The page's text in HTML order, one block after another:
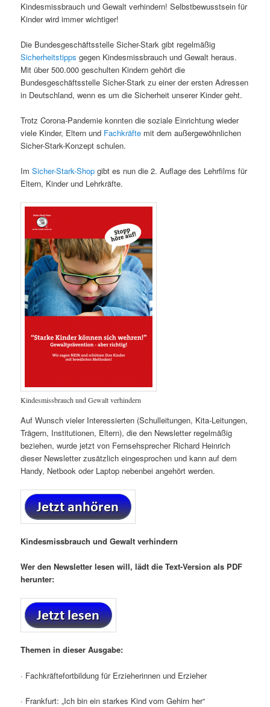
Kindesmissbrauch und Gewalt verhindern! Selbstbewusstsein für
Kinder wird immer wichtiger!
Die Bundesgeschäftsstelle Sicher-Stark gibt regelmäßig
Sicherheitstipps gegen Kindesmissbrauch und Gewalt heraus.
Mit über 500.000 geschulten Kindern gehört die
Bundesgeschäftsstelle Sicher-Stark zu einer der ersten Adressen
in Deutschland, wenn es um die Sicherheit unserer Kinder geht.
Trotz Corona-Pandemie konnten die soziale Einrichtung wieder
viele Kinder, Eltern und Fachkräfte mit dem außergewöhnlichen
Sicher-Stark-Konzept schulen.
ImSicher-Stark-Shop gibt es nun die 2. Auflage des Lehrfilms für
Eltern, Kinder und Lehrkräfte.
Kindesmissbrauch und Gewalt verhindern
Auf Wunsch vieler Interessierten (Schulleitungen, Kita-Leitungen,
Trägern, Institutionen, Eltern), die den Newsletter regelmäßig
beziehen, wurde jetzt von Fernsehsprecher Richard Heinrich
dieser Newsletter zusätzlich eingesprochen und kann auf dem
Handy, Netbook oder Laptop nebenbei angehört werden.
Kindesmissbrauch und Gewalt verhindern
Wer den Newsletter lesen will, lädt die Text-Version als PDF
herunter:
Themen in dieser Ausgabe:
· Fachkräftefortbildung für Erzieherinnen und Erzieher
· Frankfurt: „Ich bin ein starkes Kind vom Gehirn her“